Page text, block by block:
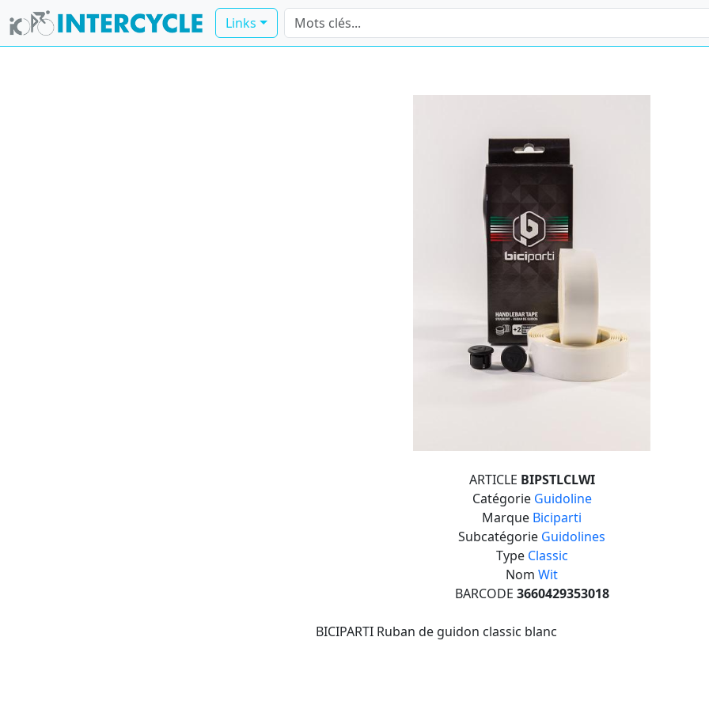
Links
ARTICLE BIPSTLCLWI
Catégorie Guidoline
Marque Biciparti
Subcatégorie Guidolines
Type Classic
Nom Wit
BARCODE 3660429353018
BICIPARTI Ruban de guidon classic blanc